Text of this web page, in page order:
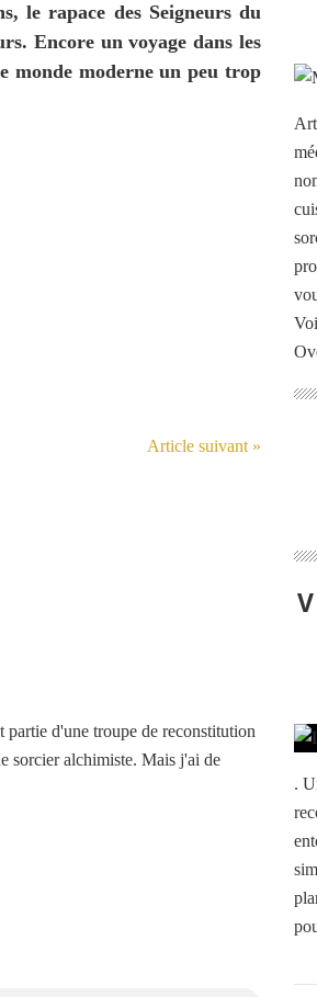
le rapace des Seigneurs du
Encore un voyage dans les
monde moderne un peu trop
Article suivant »
d'une troupe de reconstitution
sorcier alchimiste. Mais j'ai de
.